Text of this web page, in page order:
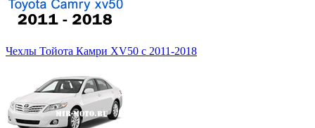
Чехлы Тойота Камри XV50 с 2011-2018